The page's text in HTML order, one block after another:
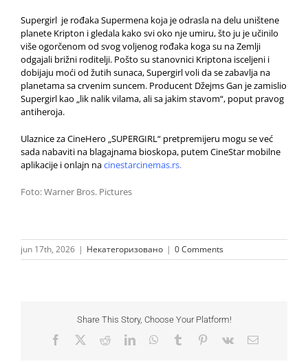
Supergirl je rođaka Supermena koja je odrasla na delu uništene
planete Kripton i gledala kako svi oko nje umiru, što ju je učinilo
više ogorčenom od svog voljenog rođaka koga su na Zemlji
odgajali brižni roditelji. Pošto su stanovnici Kriptona isceljeni i
dobijaju moći od žutih sunaca, Supergirl voli da se zabavlja na
planetama sa crvenim suncem. Producent Džejms Gan je zamislio
Supergirl kao „lik nalik vilama, ali sa jakim stavom“, poput pravog
antiheroja.
Ulaznice za CineHero „SUPERGIRL“ pretpremijeru mogu se već
sada nabaviti na blagajnama bioskopa, putem CineStar mobilne
aplikacije i onlajn nacinestarcinemas.rs.
Foto:Warner Bros. Pictures
jun 17th, 2026 | Некатегоризовано | 0 Comments
Share This Story, Choose Your Platform!
Facebook RedditLinkedInWhatsApp
Tumblr Pinterest
Vk Email